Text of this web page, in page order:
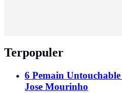
Terpopuler
6 Pemain
Jose Mourinho